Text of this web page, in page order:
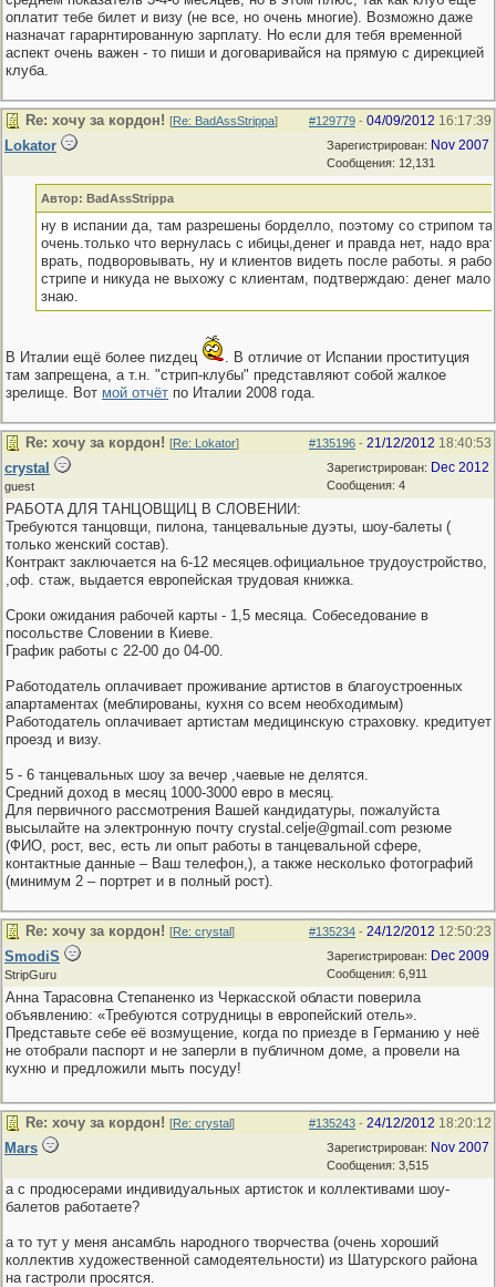
оплатит тебе билет и визу (не все, но очень многие). Возможно даже
назначат гарарнтированную зарплату. Но если для тебя временной
аспект очень важен - то пиши и договаривайся на прямую с дирекцией
клуба.
#129779 - 04/09/2012 16:17:39
Re: хочу за кордон! [Re: BadAssStrippa]
Зарегистрирован: Nov 2007
Сообщения: 12,131
Lokator
Автор: BadAssStrippa
ну в испании да, там разрешены борделло, поэтому со стрипом
очень.только что вернулась с ибицы,денег и правда нет, надо
врать, подворовывать, ну и клиентов видеть после работы. я
стрипе и никуда не выхожу с клиентам, подтверждаю: денег
знаю.
В Италии ещё более пиzдец
. В отличие от Испании проституция
там запрещена, а т.н. "стрип-клубы" представляют собой жалкое
зрелище. Вот мой отчёт по Италии 2008 года.
#135196 - 21/12/2012 18:40:53
Re: хочу за кордон! [Re: Lokator]
Зарегистрирован: Dec 2012
Сообщения: 4
crystal
guest
РАБОТA ДЛЯ ТАНЦОВЩИЦ В СЛОВЕНИИ:
Требуются танцовщи, пилона, танцевальные дуэты, шоу-балеты (
только женский состав).
Контракт заключается на 6-12 месяцев.официальное трудоустройство,
,оф. стаж, выдается европейская трудовая книжка.
Сроки ожидания рабочей карты - 1,5 месяца. Собеседование в
посольстве Словении в Киеве.
График работы с 22-00 до 04-00.
Работодатель оплачивает проживание артистов в благоустроенных
апартаментах (меблированы, кухня со всем необходимым)
Работодатель оплачивает артистам медицинскую страховку. кредитует
проезд и визу.
5 - 6 танцевальных шоу за вечер ,чаевые не делятся.
Средний доход в месяц 1000-3000 евро в месяц.
Для первичного рассмотрения Вашей кандидатуры, пожалуйста
высылайте на электронную почту crystal.celje@gmail.com резюме
(ФИО, рост, вес, есть ли опыт работы в танцевальной сфере,
контактные данные – Ваш телефон,), а также несколько фотографий
(минимум 2 – портрет и в полный рост).
#135234 - 24/12/2012 12:50:23
Re: хочу за кордон! [Re: crystal]
Зарегистрирован: Dec 2009
Сообщения: 6,911
SmodiS
StripGuru
Анна Тарасовна Степаненко из Черкасской области поверила
объявлению: «Требуются сотрудницы в европейский отель».
Представьте себе её возмущение, когда по приезде в Германию у неё
не отобрали паспорт и не заперли в публичном доме, а провели на
кухню и предложили мыть посуду!
#135243 - 24/12/2012 18:20:12
Re: хочу за кордон! [Re: crystal]
Зарегистрирован: Nov 2007
Сообщения: 3,515
Mars
а с продюсерами индивидуальных артисток и коллективами шоу-
балетов работаете?
а то тут у меня ансамбль народного творчества (очень хороший
коллектив художественной самодеятельности) из Шатурского района
на гастроли просятся.